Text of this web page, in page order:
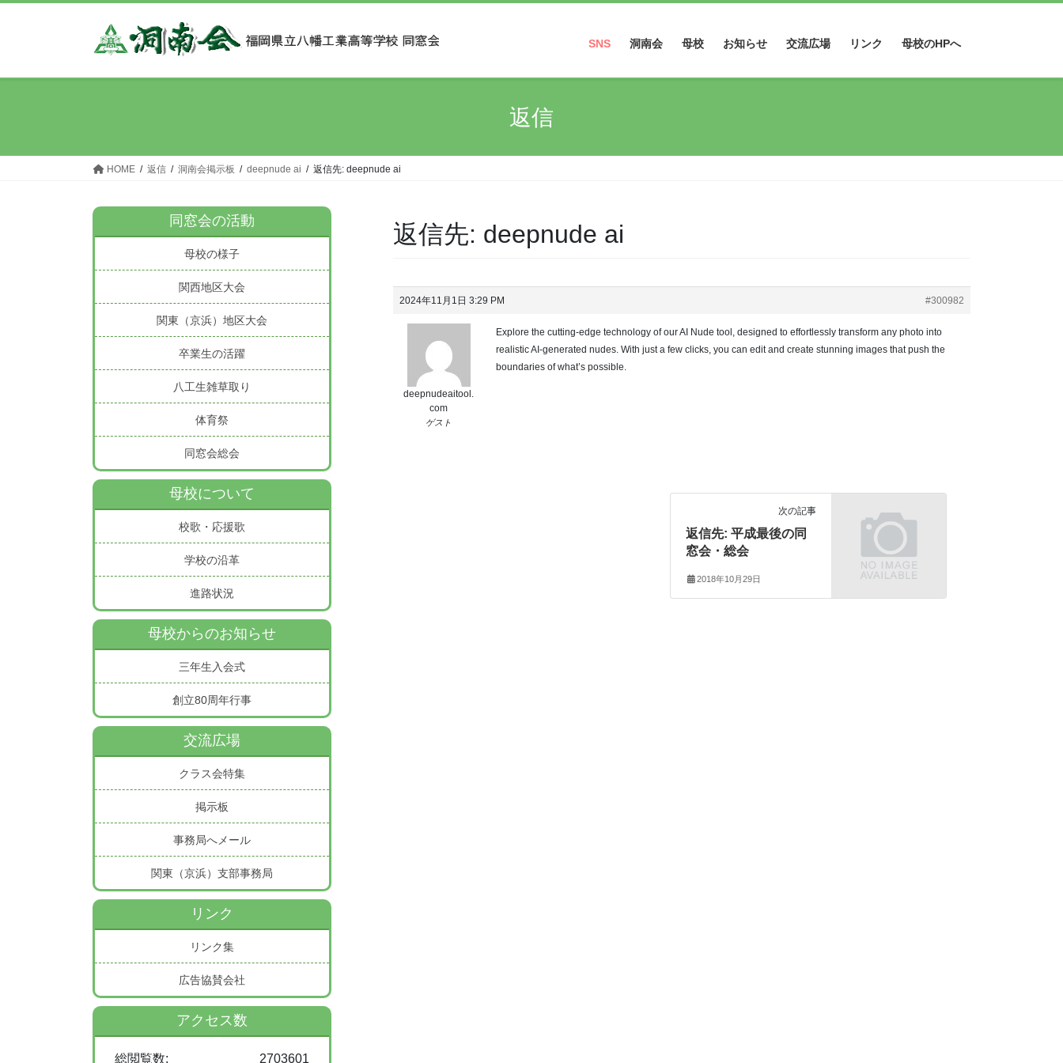
ッ
移
SNS
Facebook
Instagram
洞南会 母校 お知らせ 交流広場 リンク 母校のHPへ
返信
HOME 返信 洞南会掲示板 deepnude ai 返信先: deepnude ai
返信先: deepnude ai
2024年11月1日 3:29 PM #300982
deepnudeaitool.
com
ゲスト
Explore the cutting-edge technology of our AI Nude tool, designed to effortlessly transform any photo into
realistic AI-generated nudes. With just a few clicks, you can edit and create stunning images that push the
boundaries of what’s possible.
次の記事
返信先: 平成最後の同
窓会・総会
2018年10月29日
同窓会の活動
母校の様子
関西地区大会
関東（京浜）地区大会
卒業生の活躍
八工生雑草取り
体育祭
同窓会総会
母校について
校歌・応援歌
学校の沿革
進路状況
母校からのお知らせ
三年生入会式
創立80周年行事
交流広場
クラス会特集
掲示板
事務局へメール
関東（京浜）支部事務局
リンク
リンク集
広告協賛会社
アクセス数
2703601
総閲覧数: